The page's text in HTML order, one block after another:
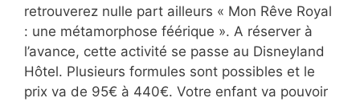
retrouverez nulle part ailleurs « Mon Rêve Royal
: une métamorphose féérique ». A réserver à
l’avance, cette activité se passe au Disneyland
Hôtel. Plusieurs formules sont possibles et le
prix va de 95€ à 440€. Votre enfant va pouvoir